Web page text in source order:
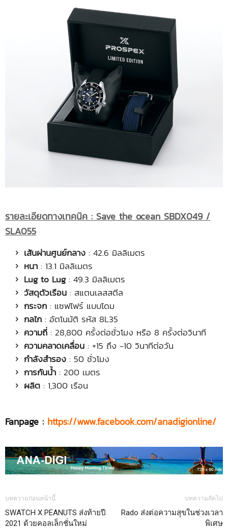
รายละเอียดทางเทคนิค : Save the ocean SBDX049 /
SLA055
เส้นผ่านศูนย์กลาง : 42.6 มิลลิเมตร
หนา : 13.1 มิลลิเมตร
Lug to Lug: 49.3 มิลลิเมตร
วัสดุตัวเรือน : สแตนเลสสตีล
กระจก : แซฟไฟร์ แบบโดม
กลไก : อัตโนมัติ รหัส 8L35
ความถี่ : 28,800 ครั้งต่อชั่วโมง หรือ 8 ครั้งต่อวินาที
ความคลาดเคลื่อน : +15 ถึง -10 วินาทีต่อวัน
กำลังสำรอง : 50 ชั่วโมง
การกันน้ำ : 200 เมตร
ผลิต : 1,300 เรือน
Fanpage : https://www.facebook.com/anadigionline/
บทความก่อนหน้านี้
SWATCH X PEANUTS ส่งท้ายปี
2021 ด้วยคอลเล็กชั่นใหม่
บทความถัดไป
Rado ส่งต่อความสุขในช่วงเวลา
พิเศษ